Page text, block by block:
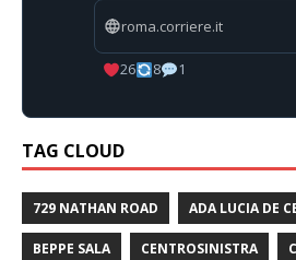
roma.corriere.it
26 8 1
TAG CLOUD
729 NATHAN ROAD ADA LUCIA DE
BEPPE SALA CENTROSINISTRA